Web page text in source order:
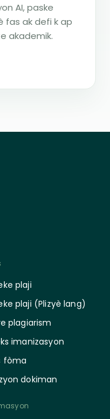
AI, paske
fas ak defi k ap
akademik.
plaji
plaji (Plizyè lang)
plagiarism
imanizasyon
fòma
dokiman